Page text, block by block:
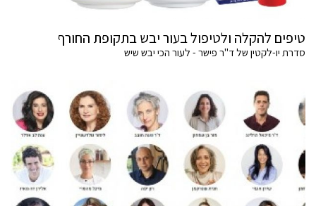
טיפים להקלה ולטיפול בעור יבש בתקופת החורף
סדרת יו-לקטין של ד"ר פישר - לעור הכי יבש שיש